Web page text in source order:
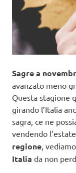
Sagre a
avanzato meno
Questa stagione
girando l’Italia
sagra, ce ne
vendendo
regione,
Italia da non